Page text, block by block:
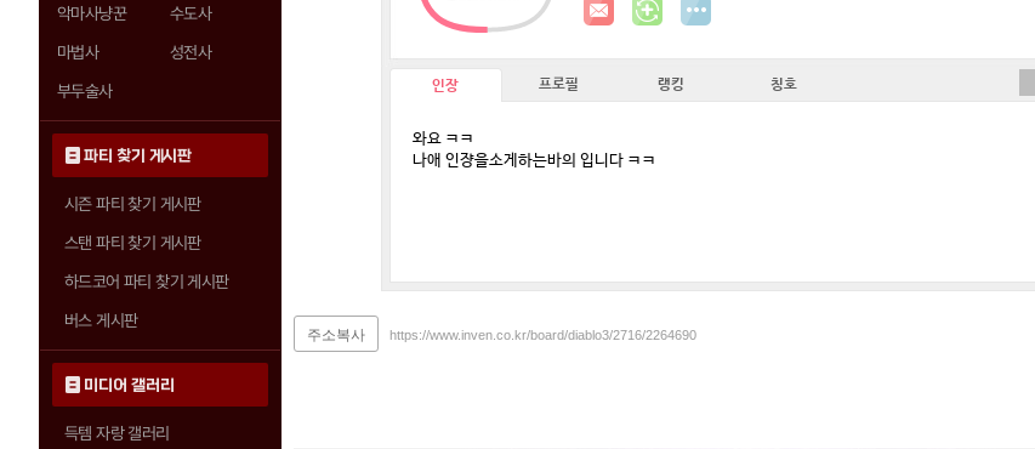
악마사냥꾼
수도사
마법사
성전사
부두술사
파티 찾기 게시판
시즌 파티 찾기 게시판
스탠 파티 찾기 게시판
하드코어 파티 찾기 게시판
버스 게시판
미디어 갤러리
득템 자랑 갤러리
인장 프로필 랭킹 칭호
와요 ㅋㅋ
나애 인쟝을소게하는바의 입니다 ㅋㅋ
주소복사 https://www.inven.co.kr/board/diablo3/2716/2264690